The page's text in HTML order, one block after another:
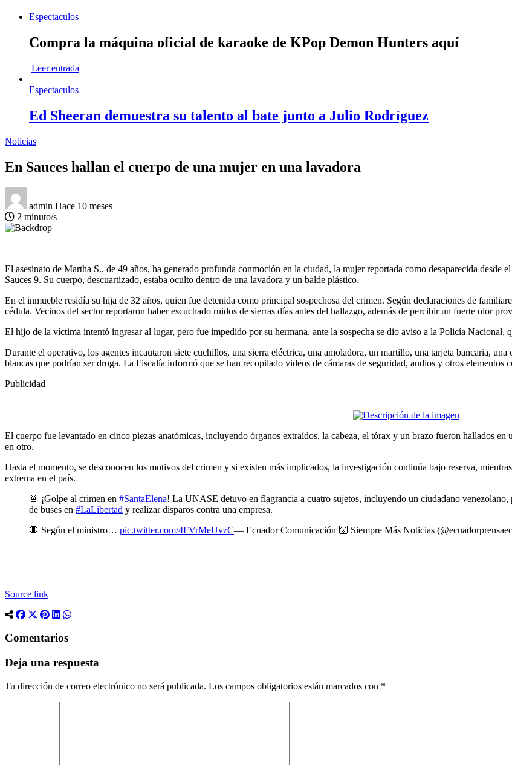
Espectaculos
Compra la máquina oficial de karaoke de KPop Demon Hunters aquí
Leer entrada
Espectaculos
Ed Sheeran demuestra su talento al bate junto a Julio Rodríguez
Noticias
En Sauces hallan el cuerpo de una mujer en una lavadora
admin Hace 10 meses
2 minuto/s
El asesinato de Martha S., de 49 años, ha generado profunda conmoción en la ciudad, la mujer reportada como desaparecida desde
Sauces 9. Su cuerpo, descuartizado, estaba oculto dentro de una lavadora y un balde plástico.
En el inmueble residía su hija de 32 años, quien fue detenida como principal sospechosa del crimen. Según declaraciones de
cédula. Vecinos del sector reportaron haber escuchado ruidos de sierras días antes del hallazgo, además de percibir un fuerte olor
El hijo de la víctima intentó ingresar al lugar, pero fue impedido por su hermana, ante la sospecha se dio aviso a la Policía Nacional,
Durante el operativo, los agentes incautaron siete cuchillos, una sierra eléctrica, una amoladora, un martillo, una tarjeta bancaria,
blancas que podrían ser droga. La Fiscalía informó que se han recopilado videos de cámaras de seguridad, audios y otros elementos
Publicidad
El cuerpo fue levantado en cinco piezas anatómicas, incluyendo órganos extraídos, la cabeza, el tórax y un brazo fueron hallados
en otro.
Hasta el momento, se desconocen los motivos del crimen y si existen más implicados, la investigación continúa bajo reserva,
extrema en el país.
🚨 ¡Golpe al crimen en #SantaElena! La UNASE detuvo en flagrancia a cuatro sujetos, incluyendo un ciudadano
de buses en #LaLibertad y realizar disparos contra una empresa.
🛑 Según el ministro… pic.twitter.com/4FVrMeUvzC— Ecuador Comunicación 🛜 Siempre Más Noticias
Source link
Comentarios
Deja una respuesta
Tu dirección de correo electrónico no será publicada. Los campos obligatorios están marcados con *